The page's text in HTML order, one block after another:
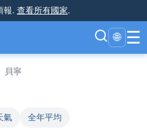
報. 查看所有國家.
🌐 ☰
貝寧
氣 全年平均